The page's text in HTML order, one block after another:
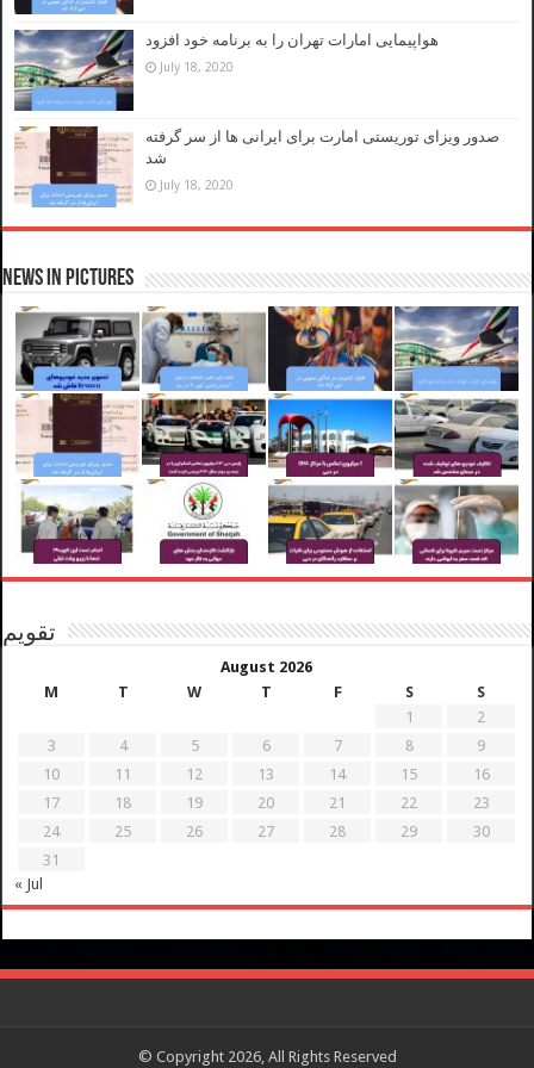
هواپیمایی امارات تهران را به برنامه خود افزود
July 18, 2020
صدور ویزای توریستی امارت برای ایرانی ها از سر گرفته
شد
July 18, 2020
News in Pictures
تقویم
August 2026
M
T W T F S
S
1
2
3
4 5 6 7 8
9
10
11 12 13 14 15
16
17
18 19 20 21 22
23
24
25 26 27 28 29
30
31
« Jul
© Copyright 2026, All Rights Reserved